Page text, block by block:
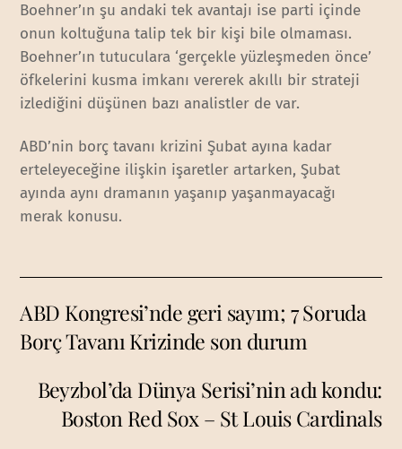
Boehner’ın şu andaki tek avantajı ise parti içinde
onun koltuğuna talip tek bir kişi bile olmaması.
Boehner’ın tutuculara ‘gerçekle yüzleşmeden önce’
öfkelerini kusma imkanı vererek akıllı bir strateji
izlediğini düşünen bazı analistler de var.
ABD’nin borç tavanı krizini Şubat ayına kadar
erteleyeceğine ilişkin işaretler artarken, Şubat
ayında aynı dramanın yaşanıp yaşanmayacağı
merak konusu.
ABD Kongresi’nde geri sayım; 7 Soruda
Borç Tavanı Krizinde son durum
Beyzbol’da Dünya Serisi’nin adı kondu:
Boston Red Sox – St Louis Cardinals